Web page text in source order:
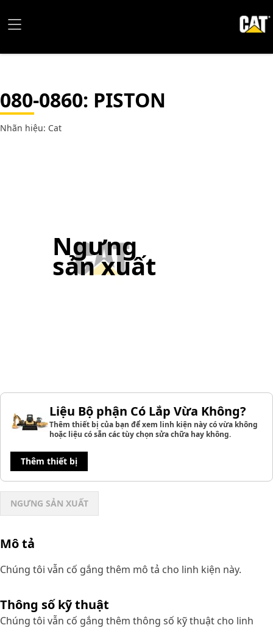
080-0860: PISTON
Nhãn hiệu: Cat
Ngưng
sản xuất
Liệu Bộ phận Có Lắp Vừa Không?
Thêm thiết bị của bạn để xem linh kiện này có vừa không
hoặc liệu có sẵn các tùy chọn sửa chữa hay không.
Thêm thiết bị
NGƯNG SẢN XUẤT
Mô tả
Chúng tôi vẫn cố gắng thêm mô tả cho linh kiện này.
Thông số kỹ thuật
Chúng tôi vẫn cố gắng thêm thông số kỹ thuật cho linh